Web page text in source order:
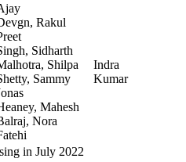
Rakul
Sidharth
Shilpa
Sammy
Mahesh
Nora
Indra
Kumar
in July 2022